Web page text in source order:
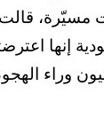
قالت
إنها
وراء